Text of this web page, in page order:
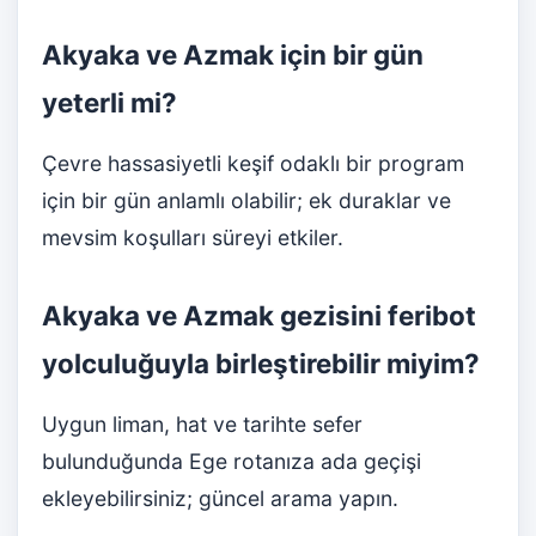
Akyaka ve Azmak için bir gün
yeterli mi?
Çevre hassasiyetli keşif odaklı bir program
için bir gün anlamlı olabilir; ek duraklar ve
mevsim koşulları süreyi etkiler.
Akyaka ve Azmak gezisini feribot
yolculuğuyla birleştirebilir miyim?
Uygun liman, hat ve tarihte sefer
bulunduğunda Ege rotanıza ada geçişi
ekleyebilirsiniz; güncel arama yapın.